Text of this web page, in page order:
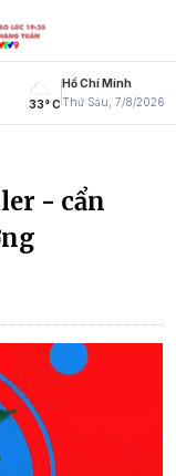
33° C
Hồ Chí Minh
Thứ Sáu, 7/8/2026
- cẩn